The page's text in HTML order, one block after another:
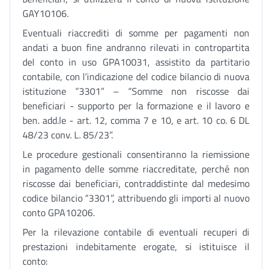
GAY10106.
Eventuali riaccrediti di somme per pagamenti non
andati a buon fine andranno rilevati in contropartita
del conto in uso GPA10031, assistito da partitario
contabile, con l’indicazione del codice bilancio di nuova
istituzione ”3301” – “Somme non riscosse dai
beneficiari - supporto per la formazione e il lavoro e
ben. add.le - art. 12, comma 7 e 10, e art. 10 co. 6 DL
48/23 conv. L. 85/23”.
Le procedure gestionali consentiranno la riemissione
in pagamento delle somme riaccreditate, perché non
riscosse dai beneficiari, contraddistinte dal medesimo
codice bilancio “3301”, attribuendo gli importi al nuovo
conto GPA10206.
Per la rilevazione contabile di eventuali recuperi di
prestazioni indebitamente erogate, si istituisce il
conto: